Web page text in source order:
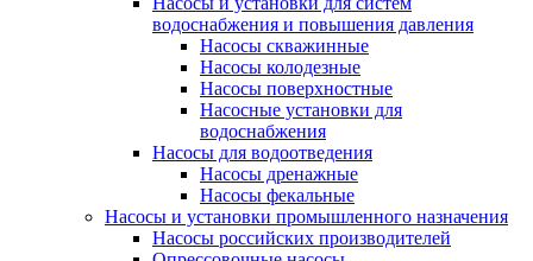
водоснабжения и повышения давления
Насосы скважинные
Насосы колодезные
Насосы поверхностные
Насосные установки для
водоснабжения
Насосы для водоотведения
Насосы дренажные
Насосы фекальные
Насосы и установки промышленного назначения
Насосы российских производителей